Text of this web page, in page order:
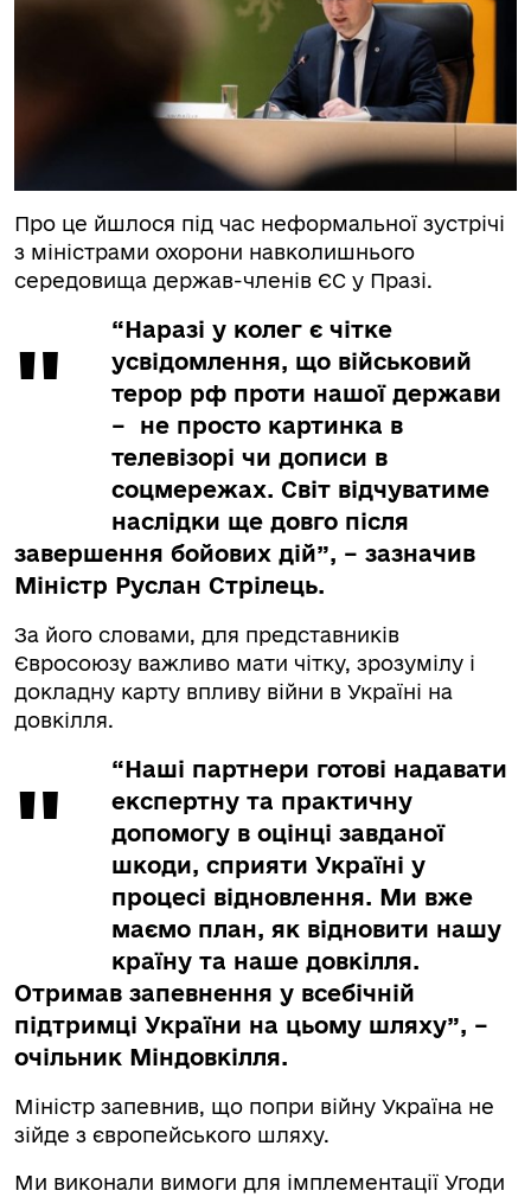
Про це йшлося під час неформальної зустрічі
з міністрами охорони навколишнього
середовища держав-членів ЄС у Празі.
“Наразі у колег є чітке
усвідомлення, що військовий
терор рф проти нашої держави
– не просто картинка в
телевізорі чи дописи в
соцмережах. Світ відчуватиме
наслідки ще довго після
завершення бойових дій”, – зазначив
Міністр Руслан Стрілець.
За його словами, для представників
Євросоюзу важливо мати чітку, зрозумілу і
докладну карту впливу війни в Україні на
довкілля.
“Наші партнери готові надавати
експертну та практичну
допомогу в оцінці завданої
шкоди, сприяти Україні у
процесі відновлення. Ми вже
маємо план, як відновити нашу
країну та наше довкілля.
Отримав запевнення у всебічній
підтримці України на цьому шляху”, –
очільник Міндовкілля.
Міністр запевнив, що попри війну Україна не
зійде з європейського шляху.
Ми виконали вимоги для імплементації Угоди